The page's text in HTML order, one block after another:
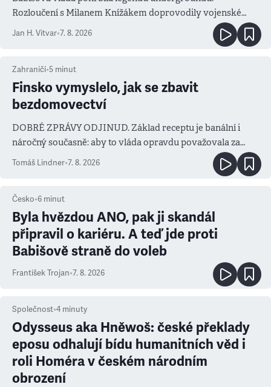
Rozloučení s Milanem Knížákem doprovodily vojenské
salvy i kritika pokrokářů
Jan H. Vitvar•7. 8. 2026
Zahraničí•5 minut
Finsko vymyslelo, jak se zbavit
bezdomovectví
DOBRÉ ZPRÁVY ODJINUD. Základ receptu je banální i
náročný současně: aby to vláda opravdu považovala za
prioritu
Tomáš Lindner•7. 8. 2026
Česko•6 minut
Byla hvězdou ANO, pak ji skandál
připravil o kariéru. A teď jde proti
Babišově straně do voleb
František Trojan•7. 8. 2026
Společnost•4 minuty
Odysseus aka Hněwoš: české překlady
eposu odhalují bídu humanitních věd i
roli Homéra v českém národním
obrození